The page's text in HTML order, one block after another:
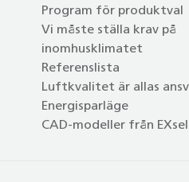
Program för produktval
Vi måste ställa krav på
inomhusklimatet
Referenslista
Luftkvalitet är allas
Energisparläge
CAD-modeller från